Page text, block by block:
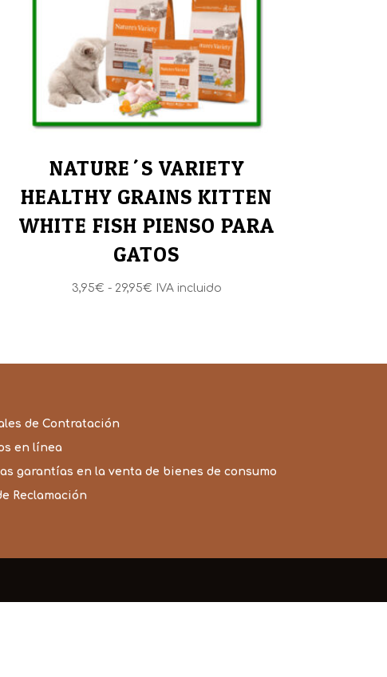
NATURE´S VARIETY
HEALTHY GRAINS KITTEN
WHITE FISH PIENSO PARA
GATOS
3,95€ - 29,95€Rango
3,95€
IVA incluido
de Contratación
en línea
garantías en la venta de bienes de consumo
Reclamación